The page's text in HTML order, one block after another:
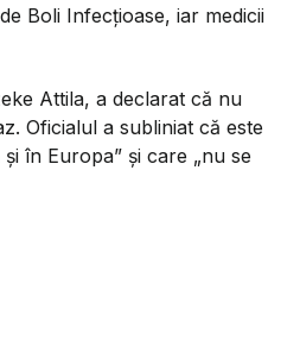
Boli Infecțioase, iar medicii
Attila, a declarat că nu
Oficialul a subliniat că este
în Europa” și care „nu se